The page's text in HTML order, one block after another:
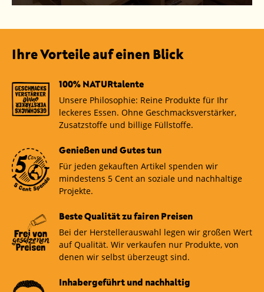
Ihre Vorteile auf einen Blick
100% NATURtalente
Unsere Philosophie: Reine Produkte für Ihr
leckeres Essen. Ohne Geschmacksverstärker,
Zusatzstoffe und billige Füllstoffe.
Genießen und Gutes tun
Für jeden gekauften Artikel spenden wir
mindestens 5 Cent an soziale und nachhaltige
Projekte.
Beste Qualität zu fairen Preisen
Bei der Herstellerauswahl legen wir großen Wert
auf Qualität. Wir verkaufen nur Produkte, von
denen wir selbst überzeugt sind.
Inhabergeführt und nachhaltig